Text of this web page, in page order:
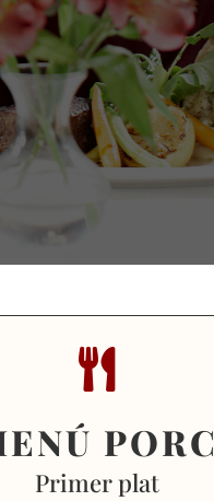

PORC
Primer plat